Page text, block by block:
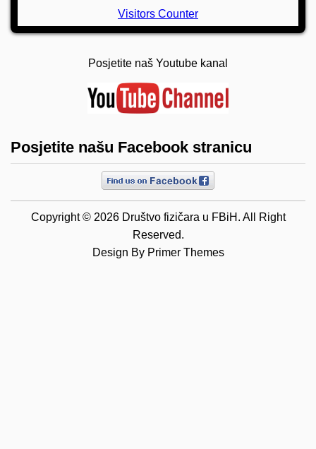
Visitors Counter
Posjetite naš Youtube kanal
Posjetite našu Facebook stranicu
Copyright © 2026 Društvo fizičara u FBiH. All Right
Reserved.
Design By Primer Themes